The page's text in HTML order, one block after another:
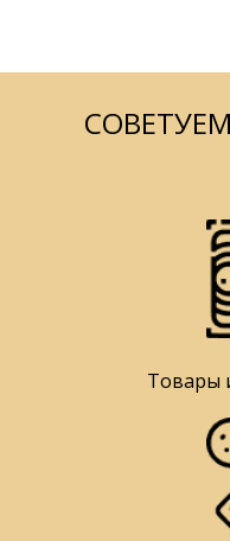
Товары